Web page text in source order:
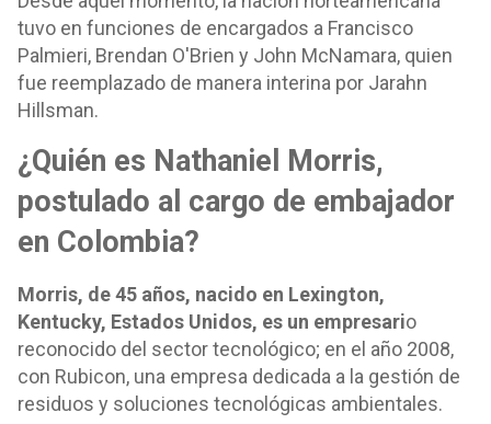
tuvo en funciones de encargados a Francisco
Palmieri, Brendan O'Brien y John McNamara, quien
fue reemplazado de manera interina por Jarahn
Hillsman.
¿Quién es Nathaniel Morris,
postulado al cargo de embajador
en Colombia?
Morris, de 45 años, nacido en Lexington,
Kentucky, Estados Unidos, es un empresario
reconocido del sector tecnológico; en el año 2008,
con Rubicon, una empresa dedicada a la gestión de
residuos y soluciones tecnológicas ambientales.